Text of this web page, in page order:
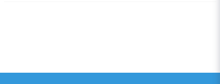
sockerarter 6,1g Laktos 0g Protein 3,4g Salt